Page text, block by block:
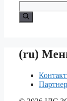
Шукати
(ru)